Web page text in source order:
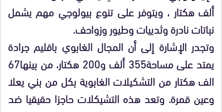
ألف هكتار ، ويتوفر على تنوع بيولوجي مهم يشمل
نباتات نادرة وثدييات وطيور وزواحف.
وتجدر الإشارة إلى أن المجال الغابوي باقليم جرادة
يمتد على مساحة355 ألف و200 هكتار، من بينها67
الف هكتار من التشكيلات الغابوية بكل من بني يعلا
وعين قمرة. وتعد هذه التشيكلات حاجزا حقيقيا ضد